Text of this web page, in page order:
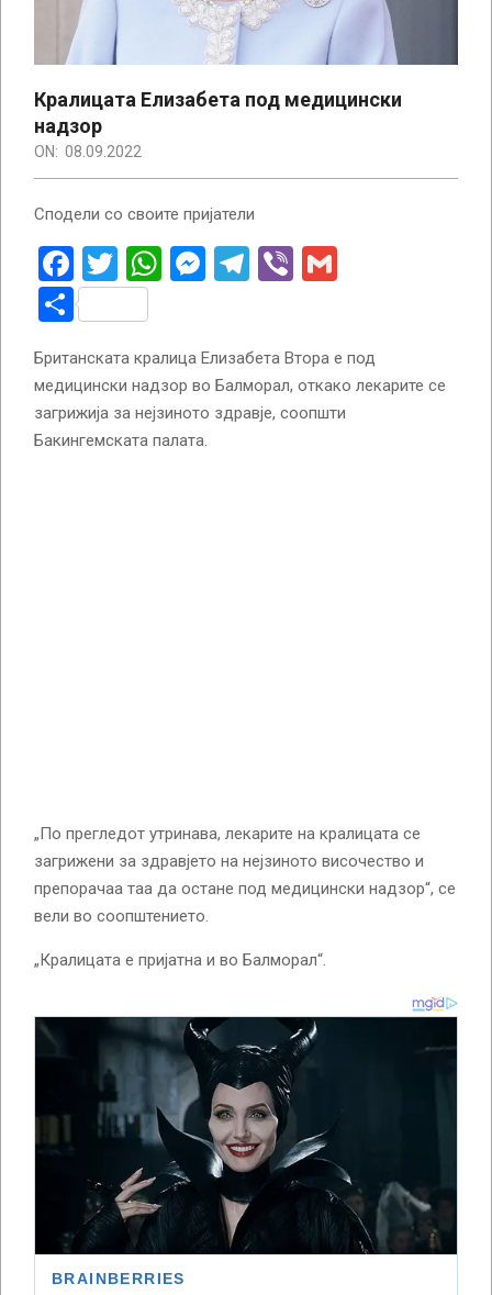
Кралицата Елизабета под медицински
надзор
ON: 08.09.2022
Сподели со своите пријатели
Facebook
Twitter
WhatsApp
Messenger
Telegram
Viber
Share
Британската кралица Елизабета Втора е под
медицински надзор во Балморал, откако лекарите се
загрижија за нејзиното здравје, соопшти
Бакингемската палата.
„По прегледот утринава, лекарите на кралицата се
загрижени за здравјето на нејзиното височество и
препорачаа таа да остане под медицински надзор“, се
вели во соопштението.
„Кралицата е пријатна и во Балморал“.